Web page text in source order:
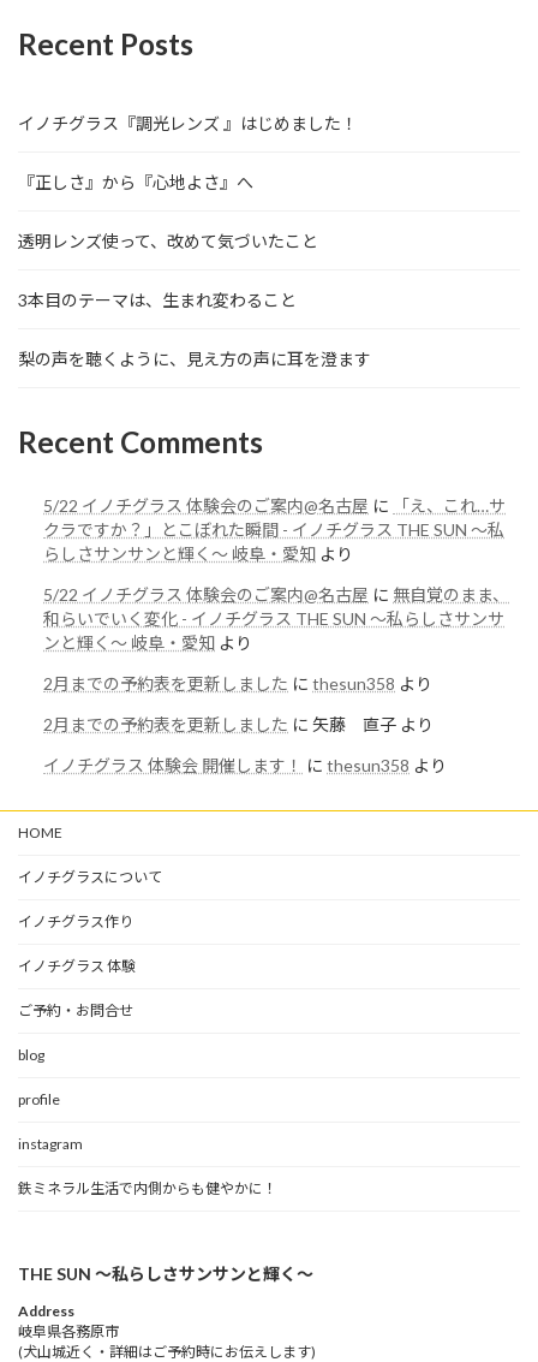
Recent Posts
イノチグラス『調光レンズ 』はじめました！
『正しさ』から『心地よさ』へ
透明レンズ使って、改めて気づいたこと
3本目のテーマは、生まれ変わること
梨の声を聴くように、見え方の声に耳を澄ます
Recent Comments
5/22 イノチグラス 体験会のご案内@名古屋 に
「え、これ…サ
クラですか？」とこぼれた瞬間 - イノチグラス THE SUN 〜私
らしさサンサンと輝く〜 岐阜・愛知 より
5/22 イノチグラス 体験会のご案内@名古屋 に 無自覚のまま、
和らいでいく変化 - イノチグラス THE SUN 〜私らしさサンサ
ンと輝く〜 岐阜・愛知 より
2月までの予約表を更新しました に thesun358 より
2月までの予約表を更新しました に 矢藤 直子 より
イノチグラス 体験会 開催します！
に thesun358 より
HOME
イノチグラスについて
イノチグラス作り
イノチグラス 体験
ご予約・お問合せ
blog
profile
instagram
鉄ミネラル生活で内側からも健やかに！
THE SUN 〜私らしさサンサンと輝く〜
Address
岐阜県各務原市
(犬山城近く・詳細はご予約時にお伝えします)